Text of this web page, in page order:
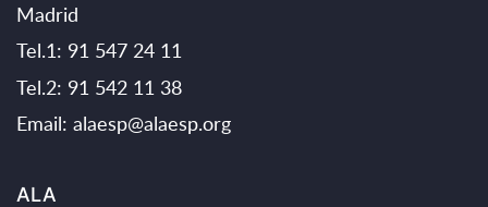
Madrid
Tel.1: 91 547 24 11
Tel.2: 91 542 11 38
Email: alaesp@alaesp.org
ALA